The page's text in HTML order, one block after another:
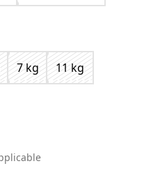
7 kg
11 kg